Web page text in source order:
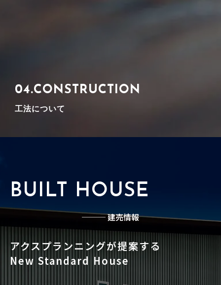
04.CONSTRUCTION
工法について
に配慮しながら高性能の​先進の「プレウォール」の 住ま
詳しく見る
BUILT HOUSE
─── 建売情報
アクスプランニングが提案する
New Standard House